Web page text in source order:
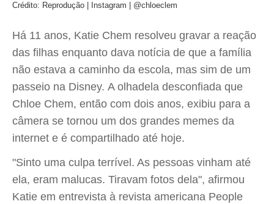
Crédito: Reprodução | Instagram | @chloeclem
Há 11 anos, Katie Chem resolveu gravar a reação
das filhas enquanto dava notícia de que a família
não estava a caminho da escola, mas sim de um
passeio na Disney. A olhadela desconfiada que
Chloe Chem, então com dois anos, exibiu para a
câmera se tornou um dos grandes memes da
internet e é compartilhado até hoje.
"Sinto uma culpa terrível. As pessoas vinham até
ela, eram malucas. Tiravam fotos dela", afirmou
Katie em entrevista à revista americana People